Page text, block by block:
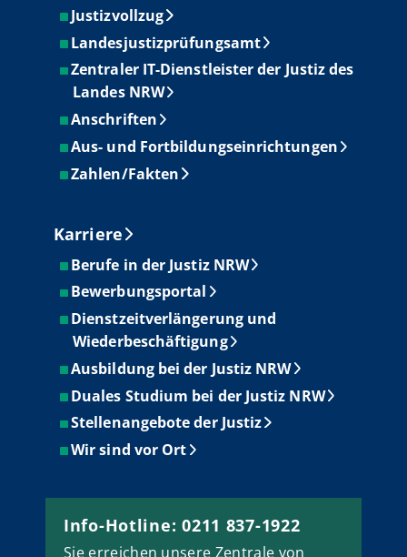
Justizvollzug
Landesjustizprüfungsamt
Zentraler IT-Dienstleister der Justiz des
Landes NRW
Anschriften
Aus- und Fortbildungseinrichtungen
Zahlen/Fakten
Karriere
Berufe in der Justiz NRW
Bewerbungsportal
Dienstzeitverlängerung und
Wiederbeschäftigung
Ausbildung bei der Justiz NRW
Duales Studium bei der Justiz NRW
Stellenangebote der Justiz
Wir sind vor Ort
Info-Hotline: 0211 837-1922
Sie erreichen unsere Zentrale von